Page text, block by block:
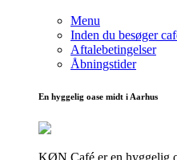
Menu
Inden du besøger
Aftalebetingelser
Åbningstider
En hyggelig oase midt i Aarhus